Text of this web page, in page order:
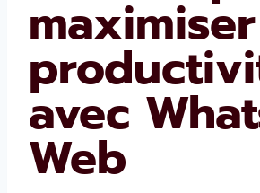
avec
Web